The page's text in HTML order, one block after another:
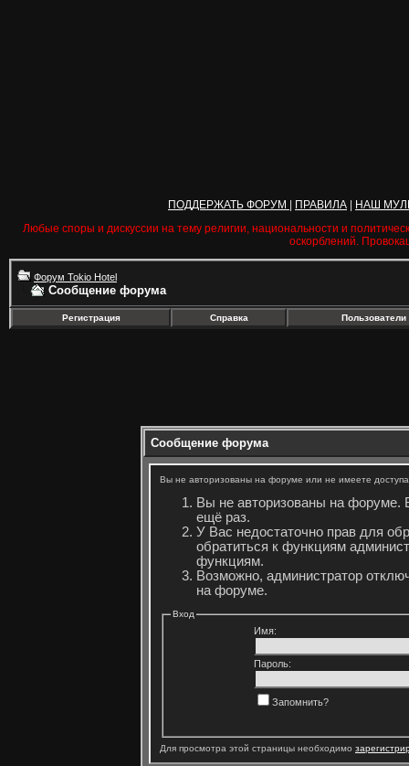
ПОДДЕРЖАТЬ ФОРУМ ПРАВИЛА
НАШ
Любые споры и дискуссии на тему религии, национальности и
оскорблений.
Форум Tokio Hotel
Сообщение форума
Регистрация Справка Пользователи
Сообщение форума
Вы не авторизованы на форуме или не имеете
Вы не авторизованы на форуме.
ещё раз.
У Вас недостаточно прав для
обратиться к функциям
функциям.
Возможно, администратор
на форуме.
Вход
Имя:
Пароль:
Запомнить?
Для просмотра этой страницы необходимо